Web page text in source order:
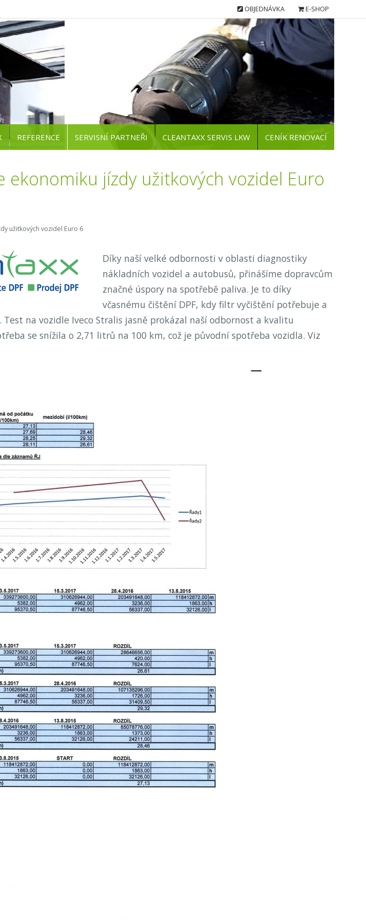
OBJEDNÁVKA E-SHOP
ekonomiku jízdy užitkových vozidel Euro
užitkových vozidel Euro 6
Díky naší velké odbornosti v oblasti diagnostiky
nákladních vozidel a autobusů, přinášíme dopravcům
značné úspory na spotřebě paliva. Je to díky
včasnému čištění DPF, kdy filtr vyčištění potřebuje a
na vozidle Iveco Stralis jasně prokázal naší odbornost a kvalitu
se snížila o 2,71 litrů na 100 km, což je původní spotřeba vozidla. Viz
REFERENCE SERVISNÍ PARTNEŘI CLEANTAXX SERVIS LKW CENÍK RENOVACÍ